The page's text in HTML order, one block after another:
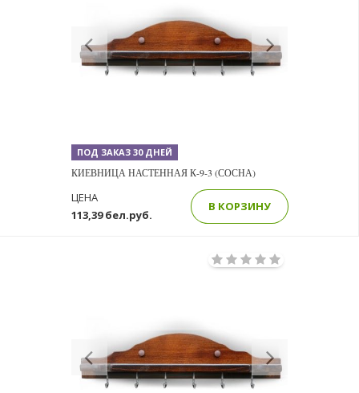
Previous
ПОД ЗАКАЗ 30 ДНЕЙ
КИЕВНИЦА НАСТЕННАЯ К-9-3 (СОСНА)
113,39 бел.руб.
ЦЕНА
В КОРЗИНУ
Previous